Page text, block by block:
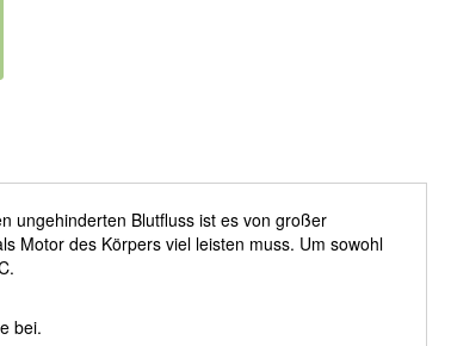
ungehinderten Blutfluss ist es von großer
Motor des Körpers viel leisten muss. Um sowohl
bei.